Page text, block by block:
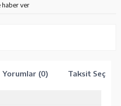
haber ver
Yorumlar (0) Taksit